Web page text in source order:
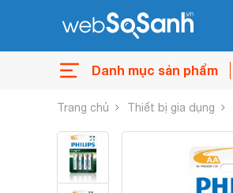
Danh mục sản phẩm
Trang chủ Thiết bị gia dụng